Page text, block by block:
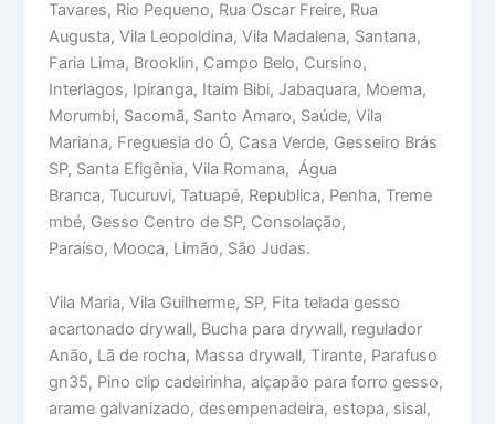
Tavares, Rio Pequeno, Rua Oscar Freire, Rua
Augusta, Vila Leopoldina, Vila Madalena, Santana,
Faria Lima, Brooklin, Campo Belo, Cursino,
Interlagos, Ipiranga, Itaim Bibi, Jabaquara, Moema,
Morumbi, Sacomã, Santo Amaro, Saúde, Vila
Mariana, Freguesia do Ó, Casa Verde, Gesseiro Brás
SP, Santa Efigênia, Vila Romana, Água
Branca, Tucuruvi, Tatuapé, Republica, Penha, Treme
mbé, Gesso Centro de SP, Consolação,
Paraíso, Mooca, Limão, São Judas.
Vila Maria, Vila Guilherme, SP, Fita telada gesso
acartonado drywall, Bucha para drywall, regulador
Anão, Lã de rocha, Massa drywall, Tirante, Parafuso
gn35, Pino clip cadeirinha, alçapão para forro gesso,
arame galvanizado, desempenadeira, estopa, sisal,